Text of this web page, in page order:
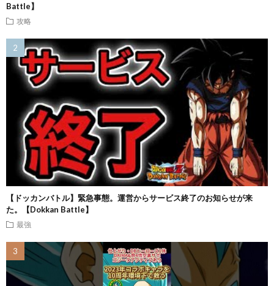
Battle】
攻略
【ドッカンバトル】緊急事態。運営からサービス終了のお知らせが来
た。【Dokkan Battle】
最強